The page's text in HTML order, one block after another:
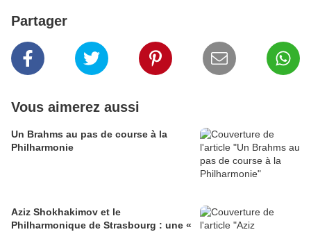
Partager
Vous aimerez aussi
Un Brahms au pas de course à la
Philharmonie
Aziz Shokhakimov et le
Philharmonique de Strasbourg : une «